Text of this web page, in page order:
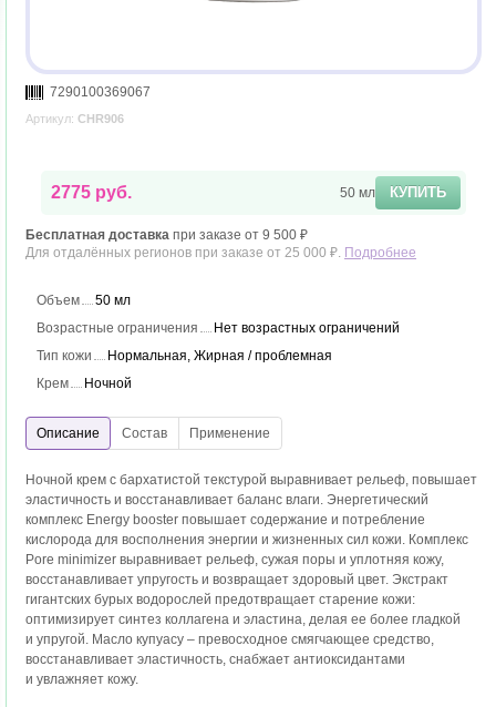
7290100369067
Артикул: CHR906
2775 руб. 50 мл КУПИТЬ
Бесплатная доставка при заказе от 9 500 ₽
Для отдалённых регионов при заказе от 25 000 ₽. Подробнее
Объем
50 мл
Возрастные ограничения
Нет возрастных ограничений
Тип кожи
Нормальная, Жирная / проблемная
Крем
Ночной
Ночной крем с бархатистой текстурой выравнивает рельеф, повышает
эластичность и восстанавливает баланс влаги. Энергетический
комплекс Energy booster повышает содержание и потребление
кислорода для восполнения энергии и жизненных сил кожи. Комплекс
Pore minimizer выравнивает рельеф, сужая поры и уплотняя кожу,
восстанавливает упругость и возвращает здоровый цвет. Экстракт
гигантских бурых водорослей предотвращает старение кожи:
оптимизирует синтез коллагена и эластина, делая ее более гладкой
и упругой. Масло купуасу – превосходное смягчающее средство,
восстанавливает эластичность, снабжает антиоксидантами
и увлажняет кожу.